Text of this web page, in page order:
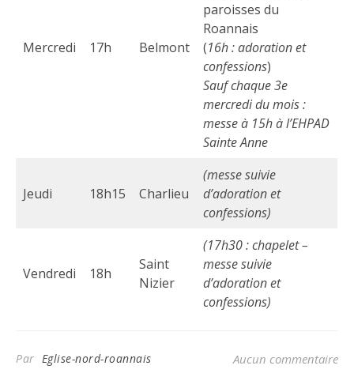
Mercredi 17h Belmont
paroisses du
Roannais
(16h : adoration et
confessions)
Sauf chaque 3e
mercredi du mois :
messe à 15h à l’EHPAD
Sainte Anne
Jeudi 18h15 Charlieu
(messe suivie
d’adoration et
confessions)
Vendredi 18h
Saint
Nizier
(17h30 : chapelet –
messe suivie
d’adoration et
confessions)
Par Eglise-nord-roannais Aucun commentaire